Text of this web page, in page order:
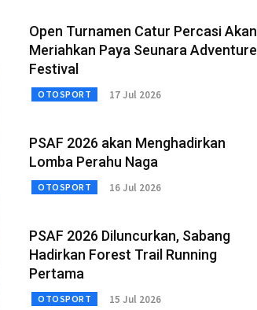
Open Turnamen Catur Percasi Akan
Meriahkan Paya Seunara Adventure
Festival
OTOSPORT 17 Jul 2026
PSAF 2026 akan Menghadirkan
Lomba Perahu Naga
OTOSPORT 16 Jul 2026
PSAF 2026 Diluncurkan, Sabang
Hadirkan Forest Trail Running
Pertama
OTOSPORT 15 Jul 2026